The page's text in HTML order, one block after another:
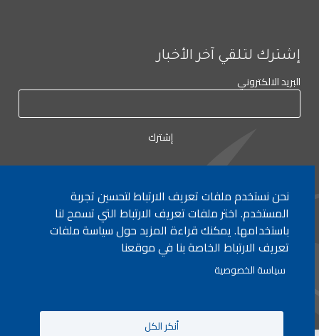
إشترك لتلقي آخر الأخبار
البريد الالكتروني
لأي إستفسار الإتصال على:٠١/٧٧٢٠٠٠
جميع الحقوق محفوظة © 2026 , وزارة التربية والتعليم العالي، لبنان.
نحن نستخدم ملفات تعريف الارتباط لتحسين تجربة
المستخدم. اختر ملفات تعريف الارتباط التي تسمح لنا
باستخدامها. يمكنك قراءة المزيد حول سياسة ملفات
تعريف الارتباط الخاصة بنا في موقعنا
سياسة الخصوصية
أنكر الكل